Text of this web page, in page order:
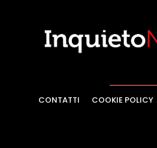
CONTATTI COOKIE POLICY